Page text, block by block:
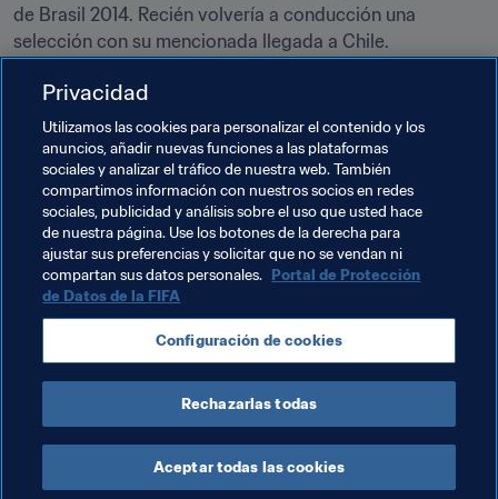
de Brasil 2014. Recién volvería a conducción una
selección con su mencionada llegada a Chile.
Rueda será presentado a los medios el martes 19 de
declaraciones tras su regreso a Colombia.
Temas relacionados
Copa Mundial de la FIFA Catar 2022™ Colombia
CONMEBOL
Privacidad
Utilizamos las cookies para personalizar el contenido y los
anuncios, añadir nuevas funciones a las plataformas
sociales y analizar el tráfico de nuestra web. También
compartimos información con nuestros socios en redes
sociales, publicidad y análisis sobre el uso que usted hace
de nuestra página. Use los botones de la derecha para
ajustar sus preferencias y solicitar que no se vendan ni
compartan sus datos personales. Portal de Protección
de Datos de la FIFA
Configuración de cookies
Rechazarlas todas
Aceptar todas las cookies